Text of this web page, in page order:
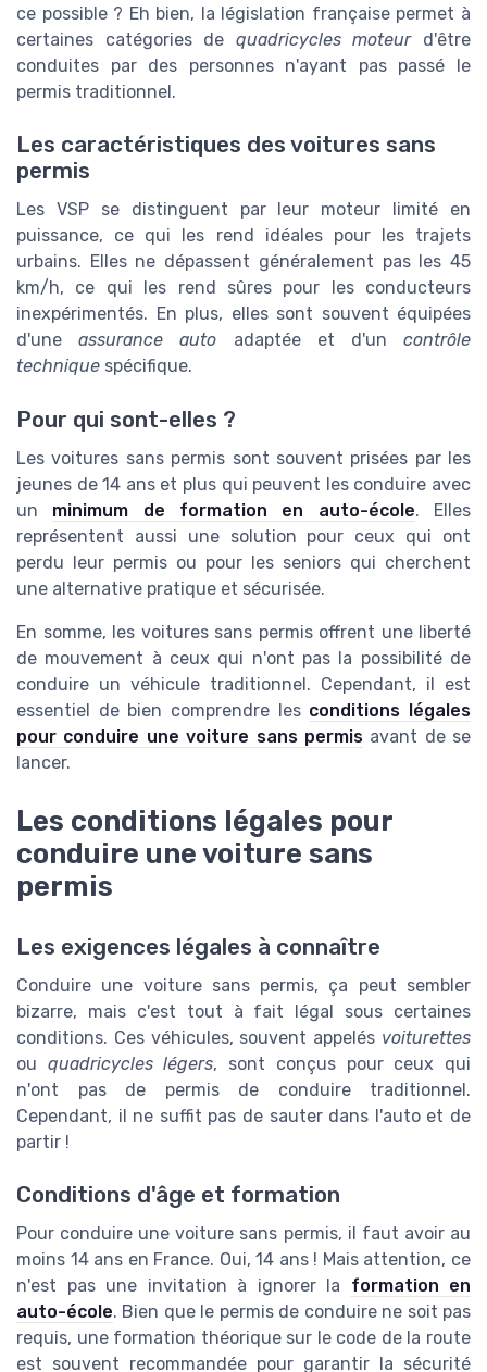
ce possible ? Eh bien, la législation française permet à
certaines catégories de quadricycles moteurd'être
conduites par des personnes n'ayant pas passé le
permis traditionnel.
Les caractéristiques des voitures sans
permis
Les VSP se distinguent par leur moteur limité en
puissance, ce qui les rend idéales pour les trajets
urbains. Elles ne dépassent généralement pas les 45
km/h, ce qui les rend sûres pour les conducteurs
inexpérimentés. En plus, elles sont souvent équipées
d'uneassurance auto adaptée et d'uncontrôle
technique spécifique.
Pour qui sont-elles ?
Les voitures sans permis sont souvent prisées par les
jeunes de 14 ans et plus qui peuvent les conduire avec
un minimum de formation en auto-école. Elles
représentent aussi une solution pour ceux qui ont
perdu leur permis ou pour les seniors qui cherchent
une alternative pratique et sécurisée.
En somme, les voitures sans permis offrent une liberté
de mouvement à ceux qui n'ont pas la possibilité de
conduire un véhicule traditionnel. Cependant, il est
essentiel de bien comprendre les conditions légales
pour conduire une voiture sans permisavant de se
lancer.
Les conditions légales pour
conduire une voiture sans
permis
Les exigences légales à connaître
Conduire une voiture sans permis, ça peut sembler
bizarre, mais c'est tout à fait légal sous certaines
conditions. Ces véhicules, souvent appelés voiturettes
ou quadricycles légers, sont conçus pour ceux qui
n'ont pas de permis de conduire traditionnel.
Cependant, il ne suffit pas de sauter dans l'auto et de
partir !
Conditions d'âge et formation
Pour conduire une voiture sans permis, il faut avoir au
moins 14 ans en France. Oui, 14 ans ! Mais attention, ce
n'est pas une invitation à ignorer la formation en
auto-école. Bien que le permis de conduire ne soit pas
requis, une formation théorique sur le code de la route
est souvent recommandée pour garantir la sécurité